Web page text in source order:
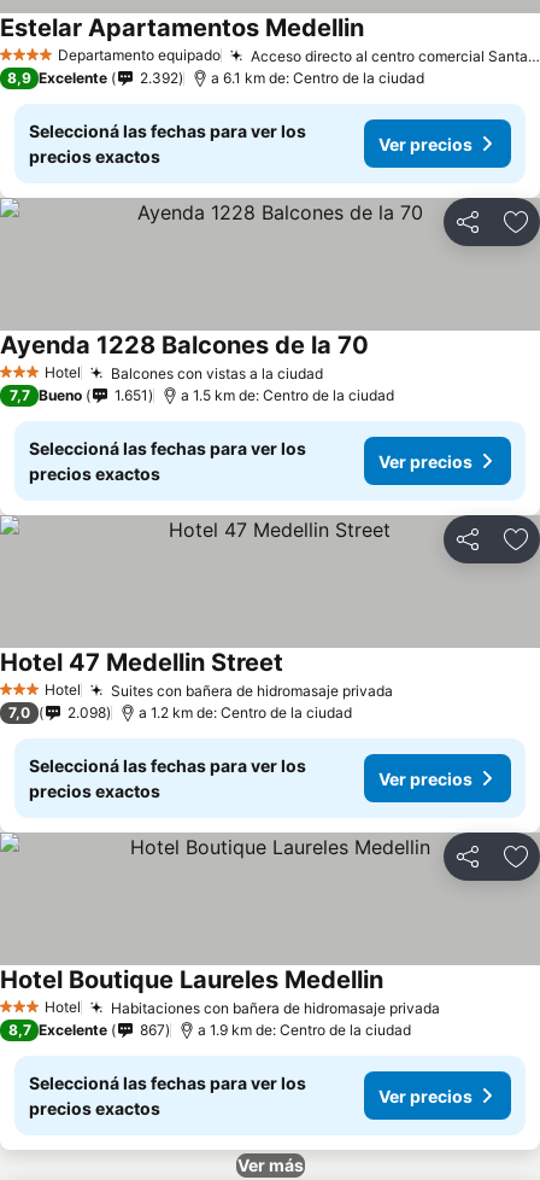
4 EstrellasDepartamento equipado Acceso directo al centro comercial Santa Fe
Estelar Apartamentos Medellin
8,9 Excelente 2.392 a 6.1 km de: Centro de la ciudad
Seleccioná las fechas para ver los
precios exactos
Ver precios
Compartir
3 Estrellas
Hotel Balcones con vistas a la ciudad
Ayenda 1228 Balcones de la 70
7,7 Bueno 1.651 a 1.5 km de: Centro de la ciudad
Seleccioná las fechas para ver los
precios exactos
Ver precios
Compartir
3 Estrellas
Hotel Suites con bañera de hidromasaje privada
Hotel 47 Medellin Street
7,0 2.098 a 1.2 km de: Centro de la ciudad
Seleccioná las fechas para ver los
precios exactos
Ver precios
Compartir
3 Estrellas
Hotel Habitaciones con bañera de hidromasaje privada
Hotel Boutique Laureles Medellin
8,7 Excelente 867 a 1.9 km de: Centro de la ciudad
Seleccioná las fechas para ver los
precios exactos
Ver precios
Ver más